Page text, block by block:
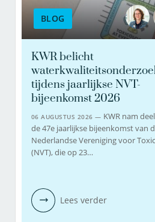
BLOG
KWR belicht
tijdens jaarlijkse NVT-
bijeenkomst 2026
06 AUGUSTUS 2026 — KWR nam
de 47e jaarlijkse bijeenkomst van
Nederlandse Vereniging voor
(NVT), die op 23…
Lees verder